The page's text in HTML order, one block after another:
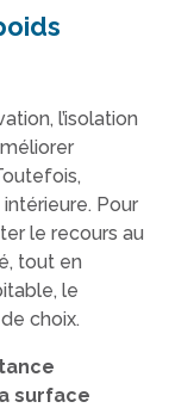
l’isolation
Pour
le recours au
tout en
le
choix.
surface